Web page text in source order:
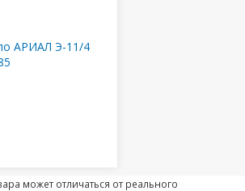
может отличаться от реального